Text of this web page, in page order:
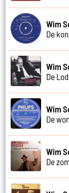
Wim
De
Wim
De
Wim
De
Wim
De